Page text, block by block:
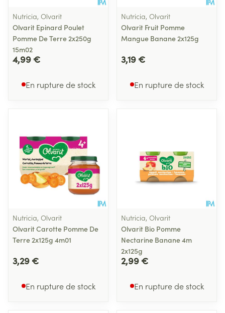
Nutricia, Olvarit
Olvarit Epinard Poulet
Pomme De Terre 2x250g
15m02
4,99 €
En rupture de stock
Nutricia, Olvarit
Olvarit Fruit Pomme
Mangue Banane 2x125g
3,19 €
En rupture de stock
Nutricia, Olvarit
Olvarit Carotte Pomme De
Terre 2x125g 4m01
3,29 €
En rupture de stock
Nutricia, Olvarit
Olvarit Bio Pomme
Nectarine Banane 4m
2x125g
2,99 €
En rupture de stock